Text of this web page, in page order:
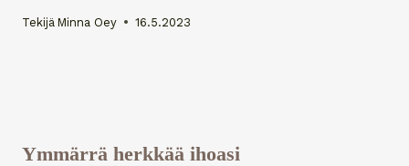
Tekijä Minna Oey 16.5.2023
Ymmärrä herkkää ihoasi